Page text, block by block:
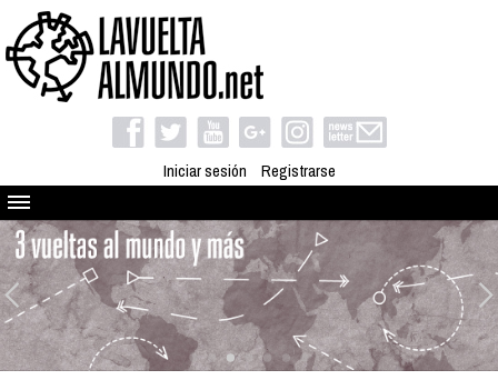
Iniciar sesión Registrarse
Quienes somos
El proyecto
Blog
Viaja con nosotros
Camino solidario